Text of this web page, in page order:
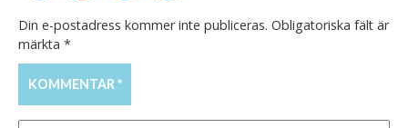
Din e-postadress kommer inte publiceras. Obligatoriska fält är
märkta *
KOMMENTAR *